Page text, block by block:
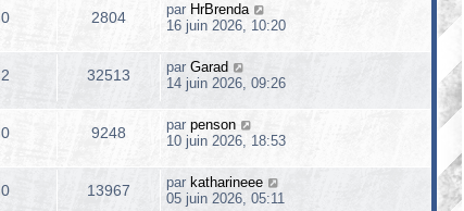
0 2804 par HrBrenda
16 juin 2026, 10:20
2 32513 par Garad
14 juin 2026, 09:26
0 9248 par penson
10 juin 2026, 18:53
0 13967 par katharineee
05 juin 2026, 05:11